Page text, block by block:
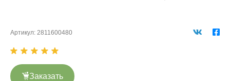
Артикул: 2811600480
Заказать